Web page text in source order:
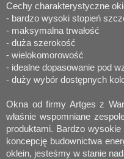
Cechy charakterystyczne
- bardzo wysoki stopień
- maksymalna trwałość
- duża szerokość
- wielokomorowość
- idealne dopasowanie pod
- duży wybór dostępnych
Okna od firmy Artges z
właśnie wspomniane
produktami. Bardzo
koncepcję budownictwa
oklein, jesteśmy w stanie